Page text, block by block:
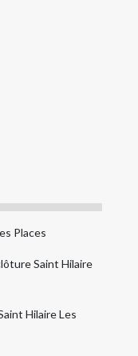
Places
Saint Hilaire
Hilaire Les